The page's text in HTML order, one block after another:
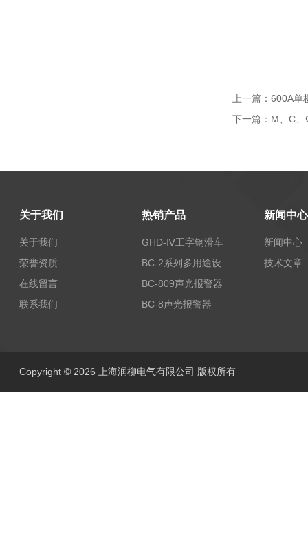
上一篇： 600A单
下一篇： M、C
关于我们
关于我们
荣誉资质
在线留言
联系我们
热销产品
GHD-Ⅳ工字钢滑车
BC-809声光报警器
BC-8声光报警器
新闻中心
新闻中心
技术文章
Copyright © 2026 上海润柳电气有限公司 版权所有